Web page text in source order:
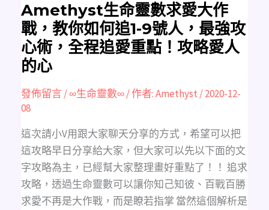
Amethyst生命靈數求愛大作
戰，教你如何追1-9號人，最強攻
心術，全程追愛重點！攻略愛人
的心
發佈留言/∞生命靈數∞/ 作者:Amethyst/2020-12-
08
這次請小V用跟大家聊天分享的方式，希望可以把
這攻略早日分享給大家，但大家可以先以下面的文
字攻略為主，已經幫大家整理畫好重點了！！ 追求
攻略，透過生命靈數可以讓你知己知彼、百戰百勝
求愛不再是大作戰，而是瞭若指掌 當然這個解析是
人，
最
強
攻
心
術，
全
程
愛
重
愛
人
的
心